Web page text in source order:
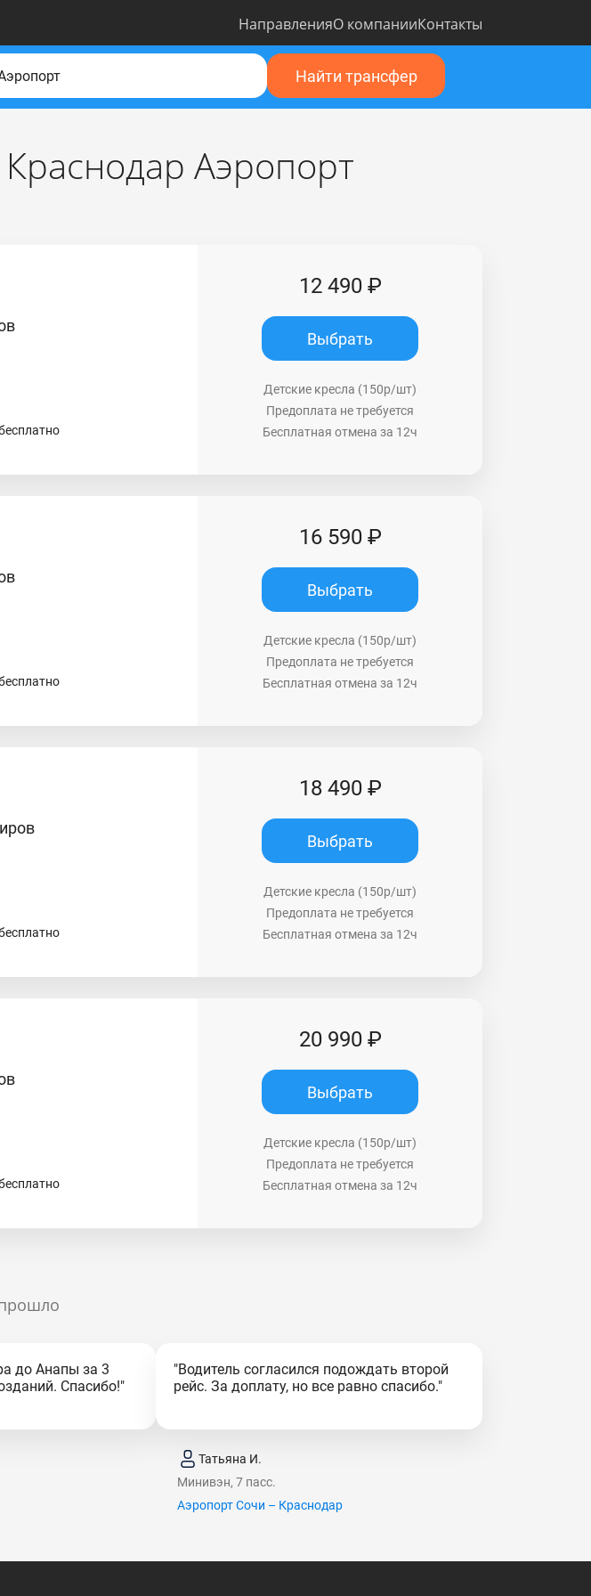
НаправленияО компанииКонтакты
Найти трансфер
Аэропорт
12 490 ₽
Выбрать
Детские кресла (150р/шт)
Предоплата не требуется
Бесплатная отмена за 12ч
16 590 ₽
Выбрать
Детские кресла (150р/шт)
Предоплата не требуется
Бесплатная отмена за 12ч
18 490 ₽
Выбрать
Детские кресла (150р/шт)
Предоплата не требуется
Бесплатная отмена за 12ч
20 990 ₽
Выбрать
Детские кресла (150р/шт)
Предоплата не требуется
Бесплатная отмена за 12ч
до Анапы за 3
Спасибо!"
"Водитель согласился подождать второй
рейс. За доплату, но все равно спасибо."
Татьяна И.
Минивэн, 7 пасс.
Аэропорт Сочи – Краснодар